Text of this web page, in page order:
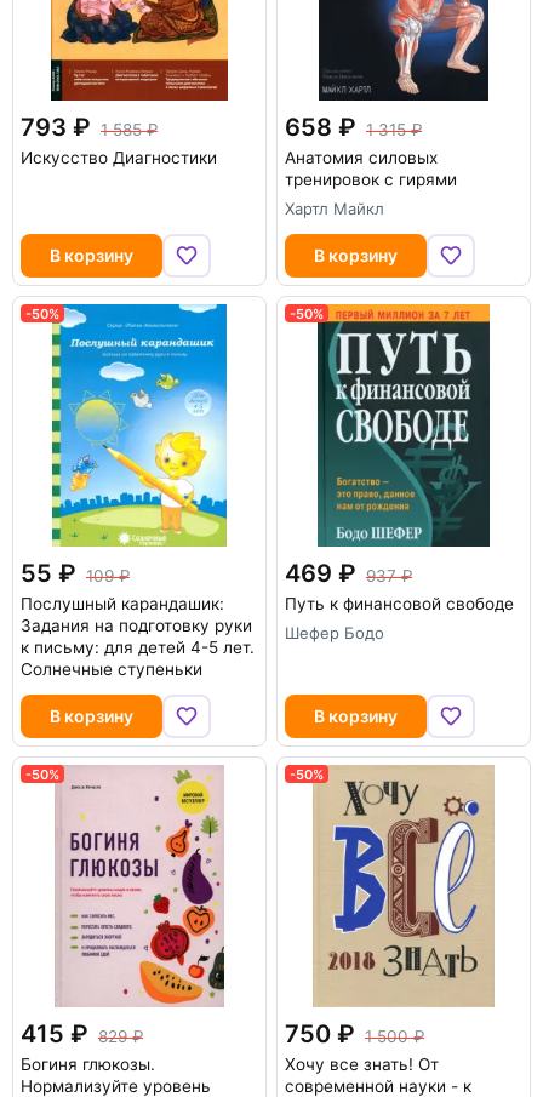
793
1 585
Искусство Диагностики
В корзину
658
1 315
Анатомия силовых
тренировок с гирями
Хартл Майкл
В корзину
-50%
55
109
Послушный карандашик:
Задания на подготовку руки
к письму: для детей 4-5 лет.
Солнечные ступеньки
В корзину
-50%
469
937
Путь к финансовой свободе
Шефер Бодо
В корзину
-50%
415
829
Богиня глюкозы.
Нормализуйте уровень
-50%
750
1 500
Хочу все знать! От
современной науки - к